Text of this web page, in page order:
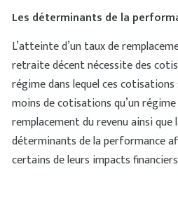
Les déterminants de la
L’atteinte d’un taux de
retraite décent nécessite des
régime dans lequel ces
moins de cotisations qu’un
remplacement du revenu ainsi
déterminants de la performance
certains de leurs impacts